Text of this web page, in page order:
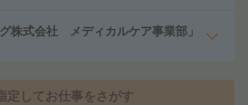
株式会社 メディカルケア事業部」
定してお仕事をさがす